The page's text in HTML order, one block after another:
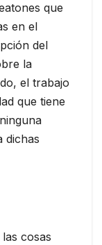
que
en el
del
la
el trabajo
que tiene
dichas
cosas